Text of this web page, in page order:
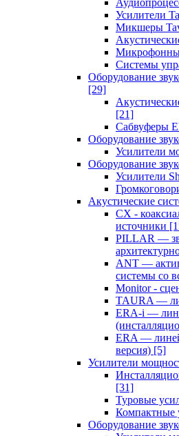
Усилители
Микшеры
Системы
Оборудование
[29]
[21]
Сабвуферы
Оборудование
Усилители
Оборудование
Усилители
Акустические
CX -
источники
PILLAR —
ANT —
системы со
Monitor -
TAURA —
ERA-i —
ERA —
версия) [5]
Усилители
[31]
Туровые
Компактные
Оборудование